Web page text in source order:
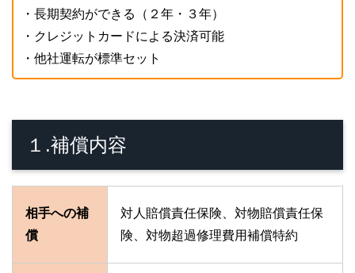
・長期契約ができる（２年・３年）
・クレジットカードによる決済可能
・他社運転が標準セット
１.補償内容
相手への補
償
対人賠償責任保険、対物賠償責任保
険、対物超過修理費用補償特約